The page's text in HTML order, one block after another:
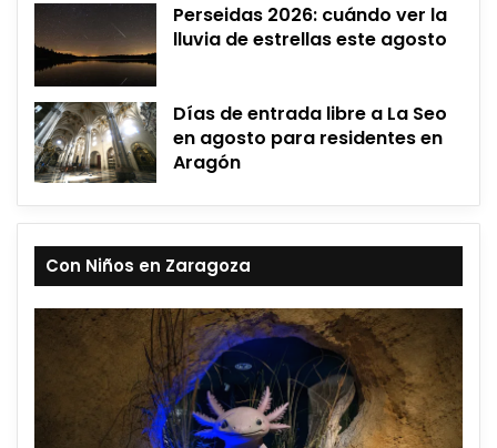
Perseidas 2026: cuándo ver la
lluvia de estrellas este agosto
Días de entrada libre a La Seo
en agosto para residentes en
Aragón
Con Niños en Zaragoza